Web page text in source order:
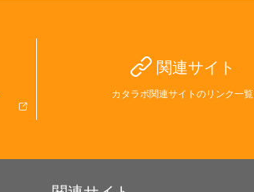
関連サイト
カタラボ関連サイトのリンク一覧